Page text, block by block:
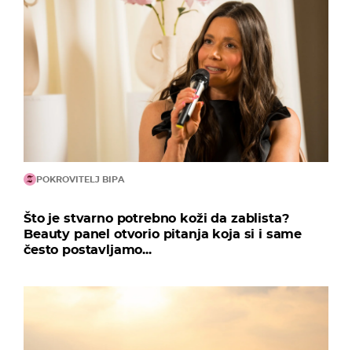
POKROVITELJ BIPA
Što je stvarno potrebno koži da zablista?
Beauty panel otvorio pitanja koja si i same
često postavljamo...